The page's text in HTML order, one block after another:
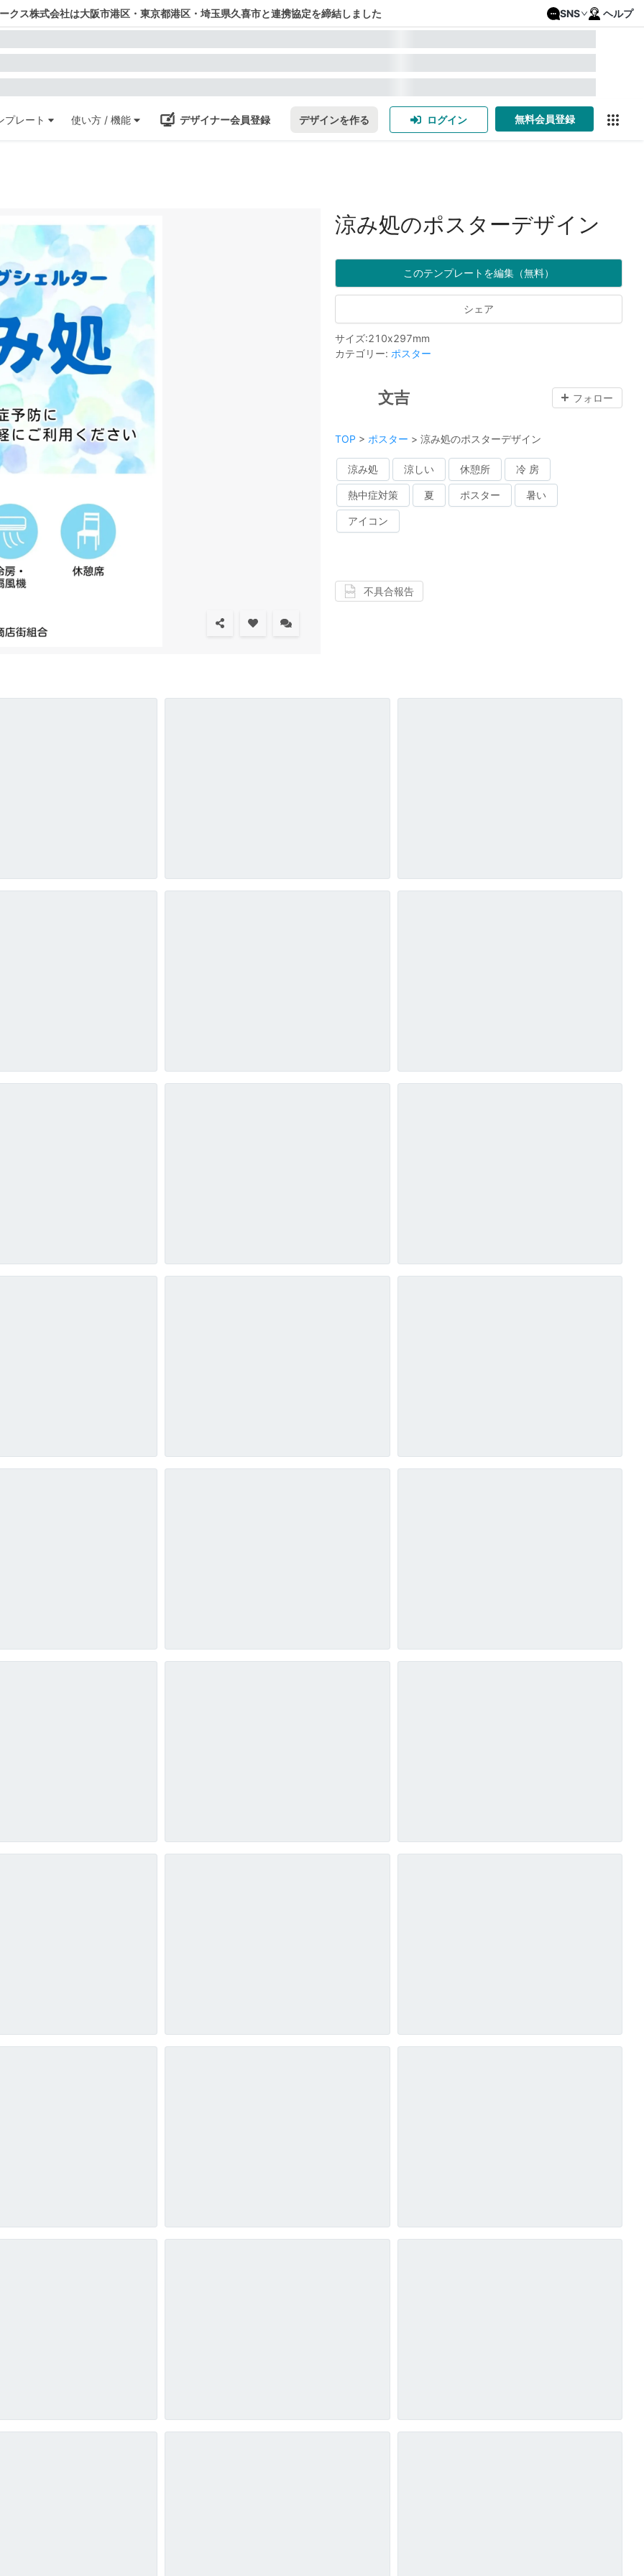
クス株式会社は大阪市港区・東京都港区・埼玉県久喜市と連携協定を締結しました SNS ヘルプ
プレート 使い方 / 機能 デザイナー会員登録 デザインを作る ログイン 無料会員登録
涼み処のポスターデザイン
このテンプレートを編集（無料）
シェア
サイズ:210x297mm
カテゴリー: ポスター
文吉 フォロー
TOP > ポスター > 涼み処のポスターデザイン
涼み処 涼しい 休憩所 冷 房
熱中症対策 夏 ポスター 暑い
アイコン
不具合報告